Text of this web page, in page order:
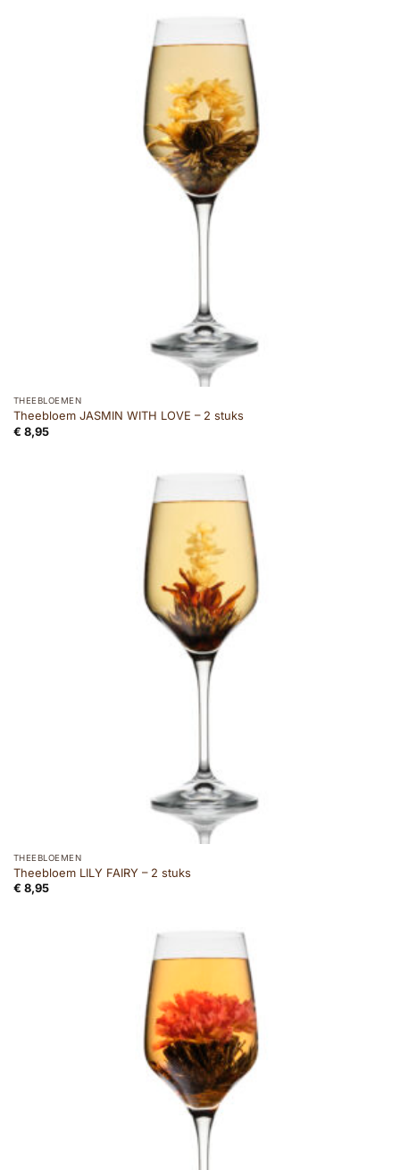
THEEBLOEMEN
Theebloem JASMIN WITH LOVE – 2 stuks
€ 8,95
THEEBLOEMEN
Theebloem LILY FAIRY – 2 stuks
€ 8,95